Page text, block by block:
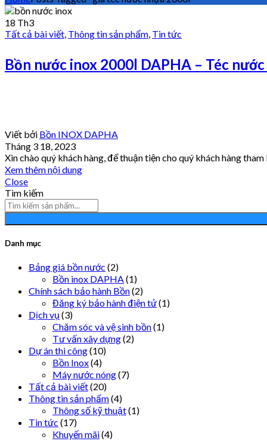
18 Th3
Tất cả bài viết Thông tin sản phẩm Tin tức
Bồn nước inox 2000l DAPHA – Téc
Viết bởi Bồn INOX DAPHA
Tháng 3 18, 2023
Xin chào quý khách hàng, để thuận tiện cho quý khách hàng
Xem thêm nội dung
Close
Tìm kiếm
Danh mục
Bảng giá bồn nước (2)
Bồn inox DAPHA(1)
Chính sách bảo hành Bồn(2)
Đăng ký bảo hành điện tử(1)
Dịch vụ (3)
Chăm sóc và vệ sinh bồn(1)
Tư vấn xây dựng(2)
Dự án thi công(10)
Bồn Inox(4)
Máy nước nóng(7)
Tất cả bài viết(20)
Thông tin sản phẩm(4)
Thông số kỹ thuật(1)
Tin tức (17)
Khuyến mãi(4)